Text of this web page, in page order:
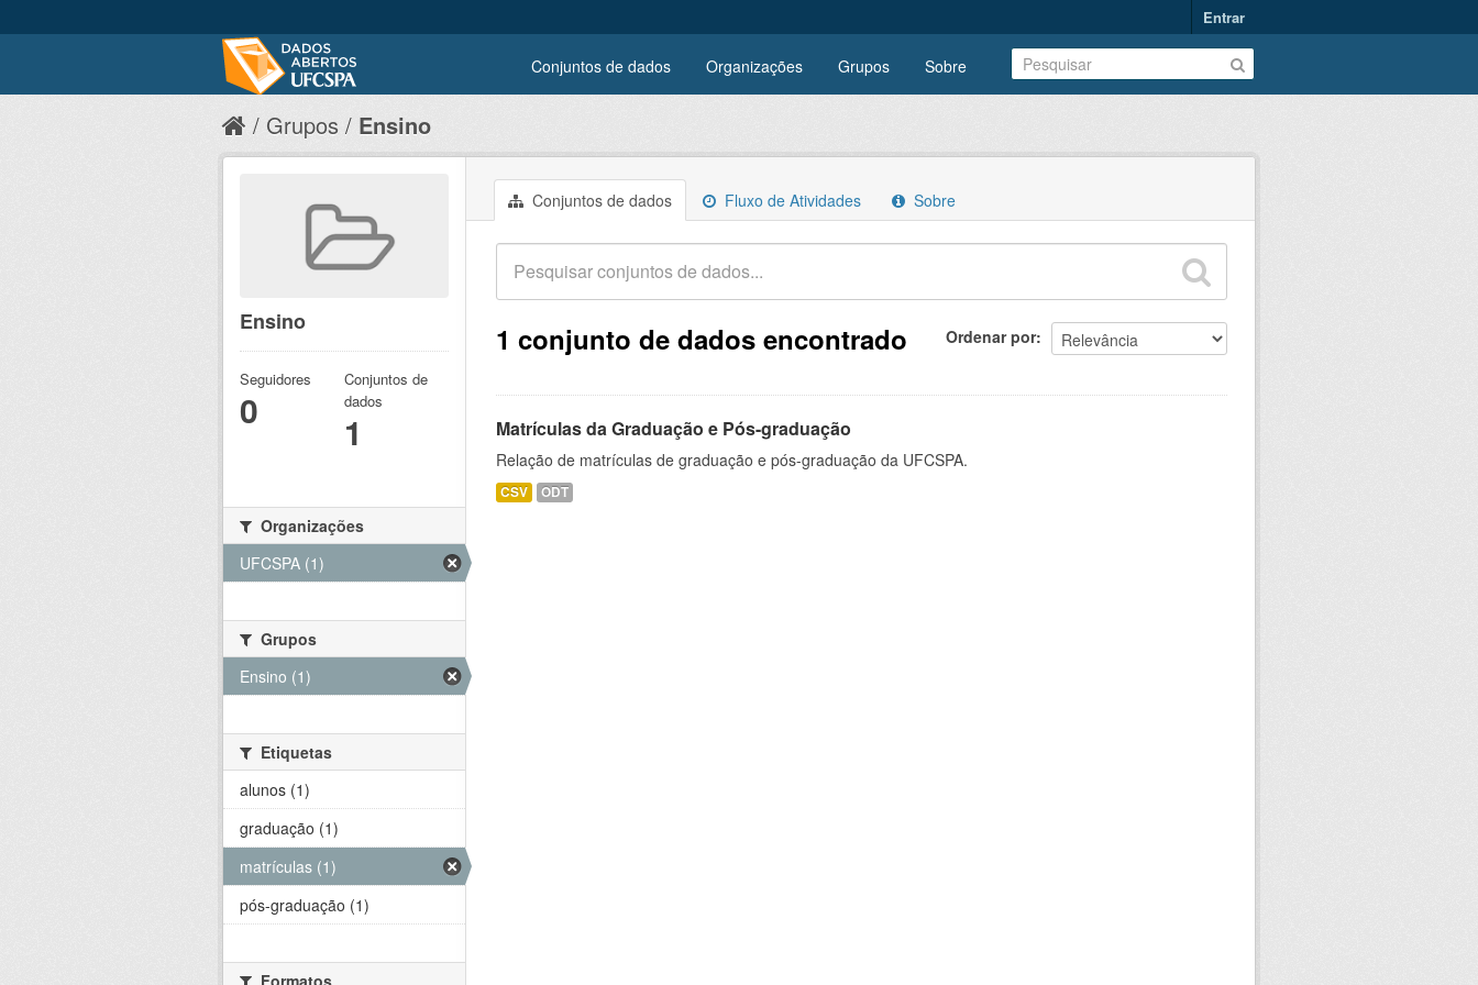
Entrar
Conjuntos de dados Organizações Grupos Sobre
Grupos Ensino
Conjuntos de dados Fluxo de Atividades Sobre
Ordenar por
1 conjunto de dados encontrado
Matrículas da Graduação e Pós-graduação
Relação de matrículas de graduação e pós-graduação da UFCSPA.
CSV ODT
Ensino
Seguidores
0
Conjuntos de
dados
1
Organizações
UFCSPA (1)
Grupos
Ensino (1)
Etiquetas
alunos (1)
graduação (1)
matrículas (1)
pós-graduação (1)